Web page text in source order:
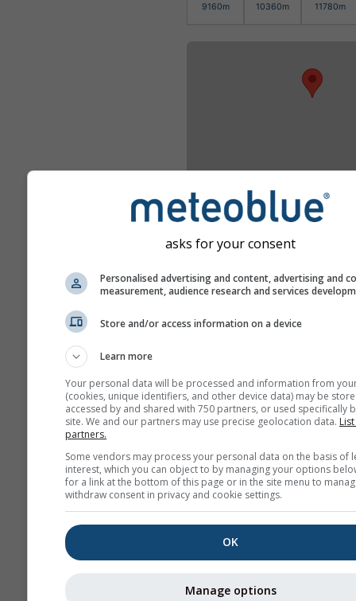
9160m 10360m 11780m
Zoom para
Mostrar Ajuda Baixar
meteorológicos
Sounding
asks for your consent
Personalised advertising and content, advertising and
measurement, audience research and services
Store and/or access information on a device
Learn more
Your personal data will be processed and information from
(cookies, unique identifiers, and other device data) may be
accessed by and shared with 750 partners, or used specifically
site. We and our partners may use precise geolocation data.
partners.
Some vendors may process your personal data on the basis of
interest, which you can object to by managing your options
for a link at the bottom of this page or in the site menu to
withdraw consent in privacy and cookie settings.
OK
Manage options